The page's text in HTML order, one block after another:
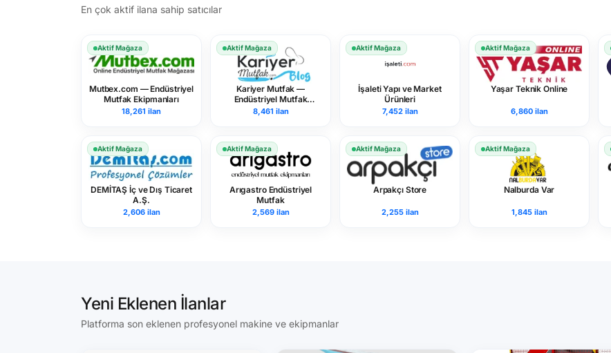
En çok aktif ilana sahip satıcılar
Aktif Mağaza
Mutbex.com — Endüstriyel
Mutfak Ekipmanları
18,261 ilan
Aktif Mağaza
Kariyer Mutfak —
Endüstriyel Mutfak
Ekipmanları
8,461 ilan
Aktif Mağaza
İşaleti Yapı ve Market
Ürünleri
7,452 ilan
Aktif Mağaza
Yaşar Teknik Online
6,860 ilan
Aktif Mağaza
DEMİTAŞ İç ve Dış Ticaret
A.Ş.
2,606 ilan
Aktif Mağaza
Arıgastro Endüstriyel
Mutfak
2,569 ilan
Aktif Mağaza
Arpakçı Store
2,255 ilan
Aktif Mağaza
Nalburda Var
1,845 ilan
Yeni Eklenen İlanlar
Platforma son eklenen profesyonel makine ve ekipmanlar